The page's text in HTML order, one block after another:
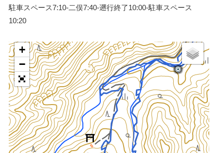
駐車スペース7:10-二俣7:40-遡行終了10:00-駐車スペース
10:20
+
−